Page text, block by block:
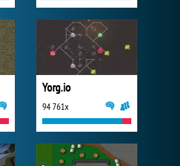
Yorg.io
94 761x